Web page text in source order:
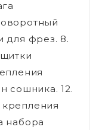
для фрез. 8.
сошника. 12.
набора